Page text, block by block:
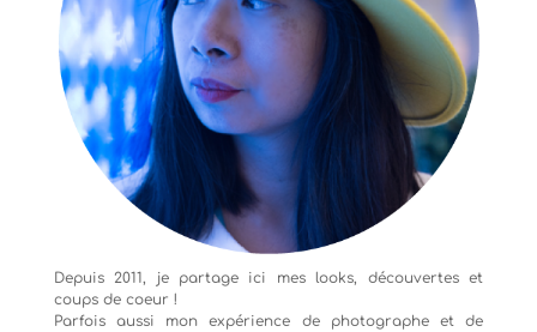
Depuis 2011, je partage ici mes looks, découvertes et
coups de coeur !
Parfois aussi mon expérience de photographeet de